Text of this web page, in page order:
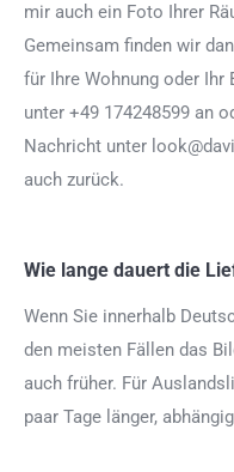
mir auch ein Foto Ihrer
Gemeinsam finden wir
für Ihre Wohnung oder
unter +49 174248599 an
Nachricht unter
auch zurück.
Wie lange dauert die
Wenn Sie innerhalb
den meisten Fällen das
auch früher. Für
paar Tage länger,